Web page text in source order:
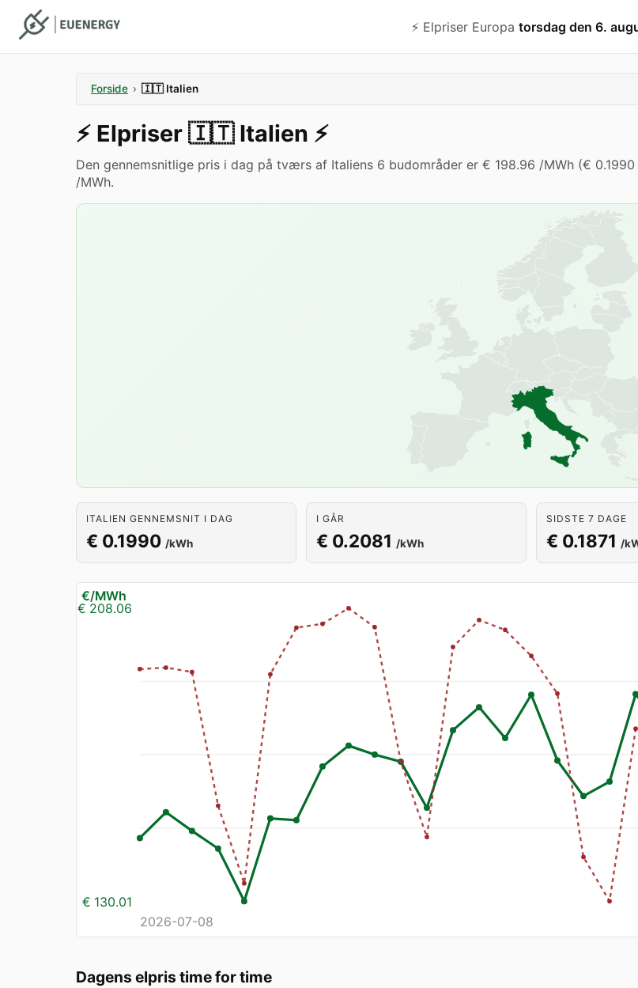
⚡️ Elpriser Europa torsdag den 6.
Forside › 🇮🇹 Italien
⚡️ Elpriser 🇮🇹 Italien ⚡️
Den gennemsnitlige pris i dag på tværs af Italiens 6 budområder er € 198.96 /MWh (€
/MWh.
ITALIEN GENNEMSNIT I DAG
€ 0.1990 /kWh
I GÅR
€ 0.2081 /kWh
SIDSTE 7 DAGE
€ 0.1871 /
€ 208.06
€ 130.01
€/MWh
2026-07-08
Dagens elpris time for time